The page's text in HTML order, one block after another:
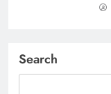
Search